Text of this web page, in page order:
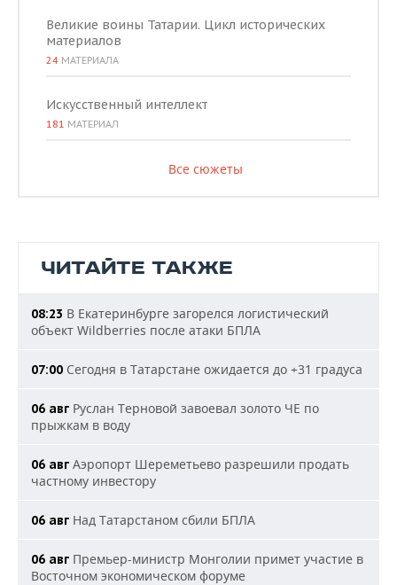
Великие воины Татарии. Цикл исторических
материалов
24 МАТЕРИАЛА
Искусственный интеллект
181 МАТЕРИАЛ
Все сюжеты
ЧИТАЙТЕ ТАКЖЕ
08:23 В Екатеринбурге загорелся логистический
объект Wildberries после атаки БПЛА
07:00 Сегодня в Татарстане ожидается до +31 градуса
06 авг Руслан Терновой завоевал золото ЧЕ по
прыжкам в воду
06 авг Аэропорт Шереметьево разрешили продать
частному инвестору
06 авг Над Татарстаном сбили БПЛА
06 авг Премьер-министр Монголии примет участие в
Восточном экономическом форуме